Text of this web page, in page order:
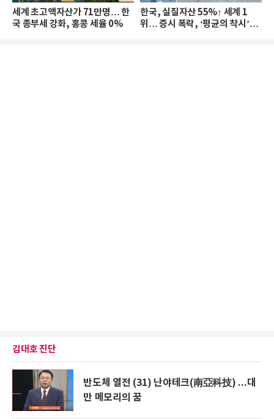
세계 초고액자산가 71만명… 한
국 종부세 강화, 홍콩 세율 0%
한국, 실질자산 55%↑ 세계 1
위… 증시 폭락, ‘평균의 착시’와
김대호 진단
반도체 열전 (31) 난야테크(南亞科技) ...대
만 메모리의 꿈